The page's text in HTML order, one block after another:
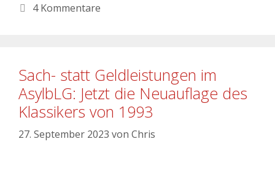
4 Kommentare
Sach- statt Geldleistungen im
AsylbLG: Jetzt die Neuauflage des
Klassikers von 1993
27. September 2023 von Chris